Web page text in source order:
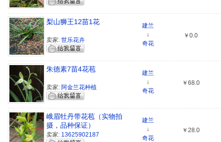
梨山狮王12苗1花
卖家: 世乐花卉
建兰
↓
奇花
￥0.0
朱德素7苗4花苞
卖家: 阿金兰花种植
建兰
↓
奇花
￥68.0
峨眉牡丹带花苞（实物拍
摄，品种保证）
卖家: 13625902187
建兰
↓
奇花
￥28.0